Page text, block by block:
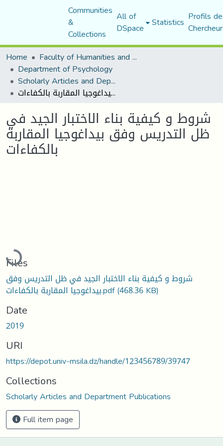
Communities
&
Collections
All of
DSpace Statistics Profils
Home
Faculty of Humanities and Social Sciences
Department of Psychology
Scholarly Articles and Department Publications
شروط و كيفية بناء الاختبار الجيد في ظل التدريس وفق بيداغوجيا المقاربة بالكفاءات
شروط و كيفية بناء الاختبار الجيد في
ظل التدريس وفق بيداغوجيا المقاربة
بالكفاءات
Loading...
Files
شروط و كيفية بناء الاختبار الجيد في ظل التدريس وفق
بيداغوجيا المقاربة بالكفاءات.pdf(468.36 KB)
Date
2019
URI
https://depot.univ-msila.dz/handle/123456789/39747
Collections
Scholarly Articles and Department Publications
Full item page